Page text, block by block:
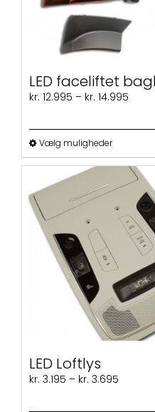
LED faceliftet
kr. 12.995 – kr. 14.995
Vælg mulighederDette
vare
flere
kan
vælges
på
LED Loftlys
kr. 3.195 – kr. 3.695